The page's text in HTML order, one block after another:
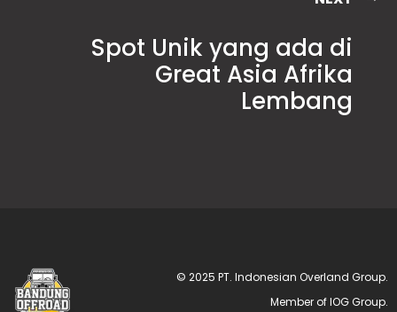
Spot Unik yang ada di
Great Asia Afrika
Lembang
© 2025 PT. Indonesian Overland Group.
Member of IOG Group.